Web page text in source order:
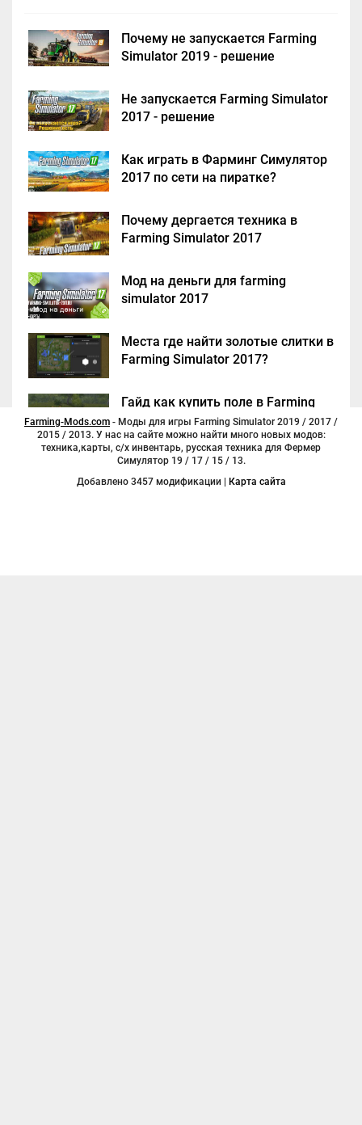
Почему не запускается Farming
Simulator 2019 - решение
Не запускается Farming Simulator
2017 - решение
Как играть в Фарминг Симулятор
2017 по сети на пиратке?
Почему дергается техника в
Farming Simulator 2017
Мод на деньги для farming
simulator 2017
Места где найти золотые слитки в
Farming Simulator 2017?
Гайд как купить поле в Farming
Simulator 2017
Farming-Mods.com
2015 / 2013. У нас на сайте можно найти много новых модов:
техника,карты, с/х инвентарь, русская техника для Фермер
Симулятор 19 / 17 / 15 / 13.
Добавлено 3457 модификации |
Карта сайта